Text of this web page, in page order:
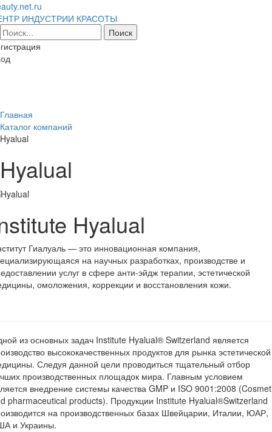
ИНДУСТРИИ КРАСОТЫ
Главная
Каталог компаний
Hyalual
Hyalual
Hyalual
Гиалуаль — это инновационная компания,
на научных разработках, производстве и
услуг в сфере анти-эйдж терапии, эстетической
омоложения, коррекции и восстановления кожи.
из основных задач Institute Hyalual® Switzerland является
высококачественных продуктов для рынка эстетической
Следуя данной цели проводиться тщательный отбор
производственных площадок мира. Главным условием
внедрение системы качества GMP и ISO 9001:2008
pharmaceutical products). Продукции Institute Hyalual®Switzerland
на производственных базах Швейцарии, Италии, ЮАР,
и Украины.